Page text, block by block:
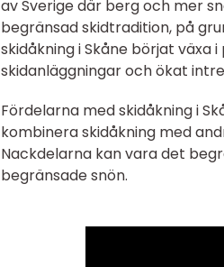
av Sverige där berg och mer
begränsad skidtradition, på
skidåkning i Skåne börjat
skidanläggningar och ökat
Fördelarna med skidåkning i
kombinera skidåkning med
Nackdelarna kan vara det
begränsade snön.